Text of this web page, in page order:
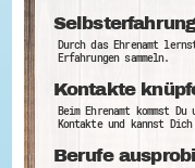
Durch das Ehrenamt
Erfahrungen sammeln.
Kontakte
Beim Ehrenamt kommst
Kontakte und kannst
Berufe